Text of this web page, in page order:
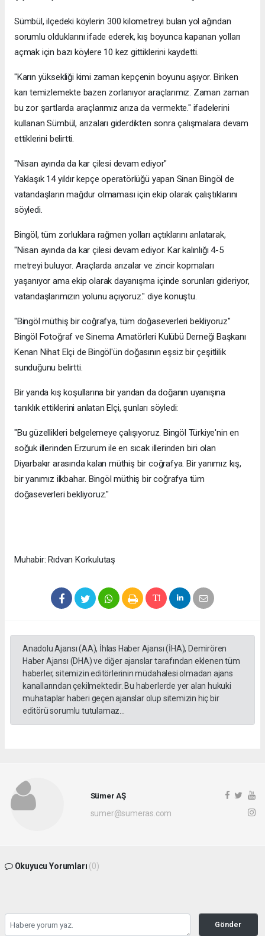
Sümbül, ilçedeki köylerin 300 kilometreyi bulan yol ağından
sorumlu olduklarını ifade ederek, kış boyunca kapanan yolları
açmak için bazı köylere 10 kez gittiklerini kaydetti.
"Karın yüksekliği kimi zaman kepçenin boyunu aşıyor. Biriken
karı temizlemekte bazen zorlanıyor araçlarımız. Zaman zaman
bu zor şartlarda araçlarımız arıza da vermekte." ifadelerini
kullanan Sümbül, arızaları giderdikten sonra çalışmalara devam
ettiklerini belirtti.
"Nisan ayında da kar çilesi devam ediyor"
Yaklaşık 14 yıldır kepçe operatörlüğü yapan Sinan Bingöl de
vatandaşların mağdur olmaması için ekip olarak çalıştıklarını
söyledi.
Bingöl, tüm zorluklara rağmen yolları açtıklarını anlatarak,
"Nisan ayında da kar çilesi devam ediyor. Kar kalınlığı 4-5
metreyi buluyor. Araçlarda arızalar ve zincir kopmaları
yaşanıyor ama ekip olarak dayanışma içinde sorunları gideriyor,
vatandaşlarımızın yolunu açıyoruz." diye konuştu.
"Bingöl müthiş bir coğrafya, tüm doğaseverleri bekliyoruz"
Bingöl Fotoğraf ve Sinema Amatörleri Kulübü Derneği Başkanı
Kenan Nihat Elçi de Bingöl'ün doğasının eşsiz bir çeşitlilik
sunduğunu belirtti.
Bir yanda kış koşullarına bir yandan da doğanın uyanışına
tanıklık ettiklerini anlatan Elçi, şunları söyledi:
"Bu güzellikleri belgelemeye çalışıyoruz. Bingöl Türkiye'nin en
soğuk illerinden Erzurum ile en sıcak illerinden biri olan
Diyarbakır arasında kalan müthiş bir coğrafya. Bir yanımız kış,
bir yanımız ilkbahar. Bingöl müthiş bir coğrafya tüm
doğaseverleri bekliyoruz."
Muhabir: Rıdvan Korkulutaş
Anadolu Ajansı (AA), İhlas Haber Ajansı (İHA), Demirören
Haber Ajansı (DHA) ve diğer ajanslar tarafından eklenen tüm
haberler, sitemizin editörlerinin müdahalesi olmadan ajans
kanallarından çekilmektedir. Bu haberlerde yer alan hukuki
muhataplar haberi geçen ajanslar olup sitemizin hiç bir
editörü sorumlu tutulamaz...
Sümer AŞ
sumer@sumeras.com
Okuyucu Yorumları (0)
Gönder